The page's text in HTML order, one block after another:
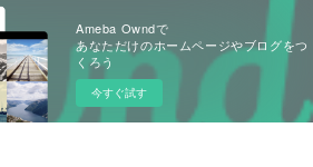
Ameba Owndで
あなただけのホームページやブログをつ
くろう
今すぐ試す